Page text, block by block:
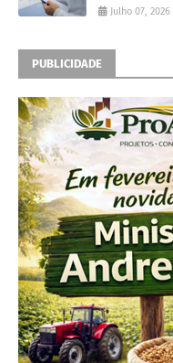
Julho 07, 2026
PUBLICIDADE